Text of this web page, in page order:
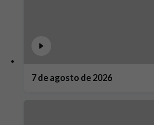
7 de agosto de 2026